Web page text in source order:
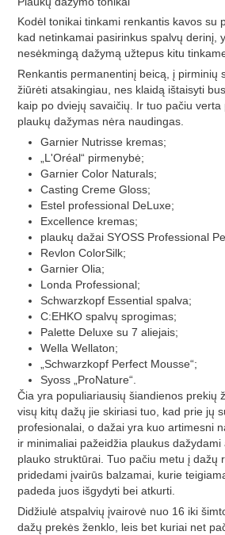
Kodėl tonikai tinkami renkantis kavos su
kad netinkamai pasirinkus spalvų derinį,
nesėkmingą dažymą užtepus kitu
Renkantis permanentinį beicą, į pirminių
žiūrėti atsakingiau, nes klaidą ištaisyti
kaip po dviejų savaičių. Ir tuo pačiu
plaukų dažymas nėra naudingas.
Garnier Nutrisse kremas;
„L'Oréal“ pirmenybė;
Garnier Color Naturals;
Casting Creme Gloss;
Estel professional DeLuxe;
Excellence kremas;
plaukų dažai SYOSS Professional
Revlon ColorSilk;
Garnier Olia;
Londa Professional;
Schwarzkopf Essential spalva;
C:EHKO spalvų sprogimas;
Palette Deluxe su 7 aliejais;
Wella Wellaton;
„Schwarzkopf Perfect Mousse“;
Syoss „ProNature“.
Čia yra populiariausių šiandienos prekių
visų kitų dažų jie skiriasi tuo, kad prie jų
profesionalai, o dažai yra kuo artimesni
ir minimaliai pažeidžia plaukus
plauko struktūrai. Tuo pačiu metu į dažų
pridedami įvairūs balzamai, kurie
padeda juos išgydyti bei atkurti.
Didžiulė atspalvių įvairovė nuo 16 iki
dažų prekės ženklo, leis bet kuriai net